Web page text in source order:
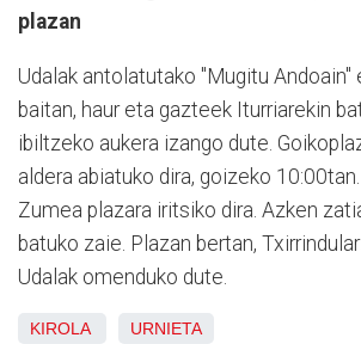
plazan
Udalak antolatutako "Mugitu Andoain"
baitan, haur eta gazteek Iturriarekin
ibiltzeko aukera izango dute.
aldera abiatuko dira, goizeko
Zumea plazara iritsiko dira. Azken
batuko zaie. Plazan bertan,
Udalak omenduko dute.
KIROLA URNIETA